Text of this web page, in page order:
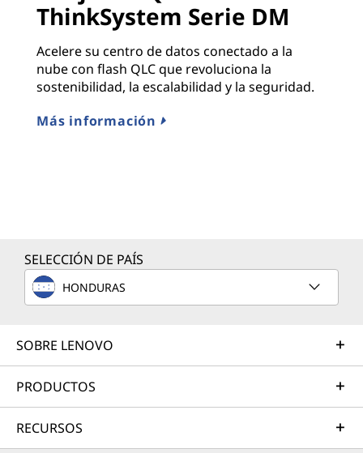
ThinkSystem Serie DM
Acelere su centro de datos conectado a la
nube con flash QLC que revoluciona la
sostenibilidad, la escalabilidad y la seguridad.
Más información
SELECCIÓN DE PAÍS
HONDURAS
SOBRE LENOVO
PRODUCTOS
RECURSOS